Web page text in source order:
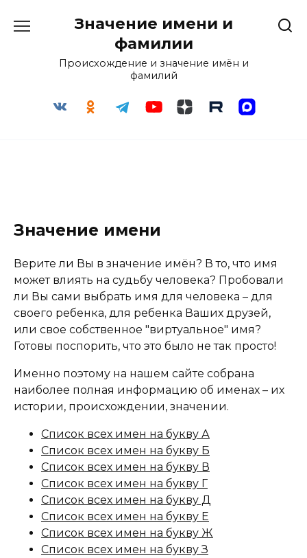
Значение имени и
фамилии
Происхождение и значение имён и
фамилий
Значение имени
Верите ли Вы в значение имён? В то, что имя
может влиять на судьбу человека? Пробовали
ли Вы сами выбрать имя для человека – для
своего ребенка, для ребенка Ваших друзей,
или свое собственное "виртуальное" имя?
Готовы поспорить, что это было не так просто!
Именно поэтому на нашем сайте собрана
наиболее полная информацию об именах – их
истории, происхождении, значении.
Список всех имен на букву А
Список всех имен на букву Б
Список всех имен на букву В
Список всех имен на букву Г
Список всех имен на букву Д
Список всех имен на букву Е
Список всех имен на букву Ж
Список всех имен на букву З